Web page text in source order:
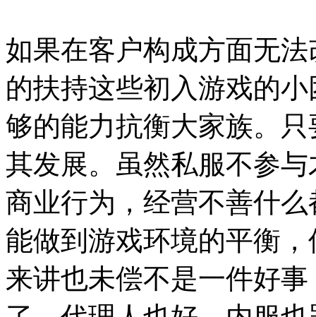
如果在客户构成方面无
的扶持这些初入游戏的
够的能力抗衡大家族。
其发展。虽然私服不参
商业行为，经营不善什
能做到游戏环境的平衡
来讲也未偿不是一件好